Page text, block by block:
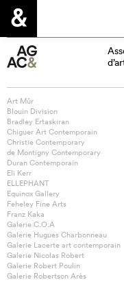
Art Mûr
Blouin Division
Bradley Ertaskiran
Chiguer Art Contemporain
Christie Contemporary
de Montigny Contemporary
Duran Contemporain
Eli Kerr
ELLEPHANT
Equinox Gallery
Feheley Fine Arts
Franz Kaka
Galerie C.O.A
Galerie Hugues Charbonneau
Galerie Lacerte art contemporain
Galerie Nicolas Robert
Galerie Robert Poulin
Galerie Robertson Arès